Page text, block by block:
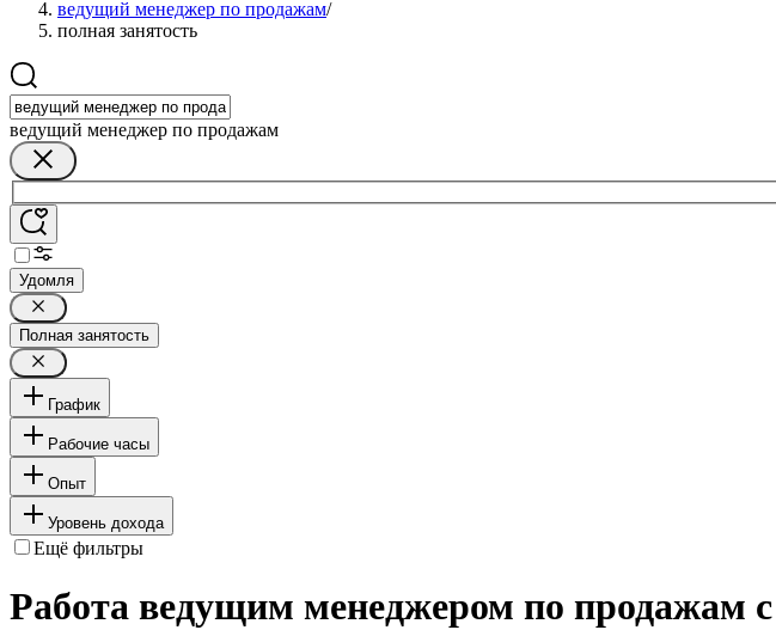
ведущий менеджер по продажам/
полная занятость
ведущий менеджер по продажам
Удомля
Полная занятость
График
Рабочие часы
Опыт
Уровень дохода
Ещё фильтры
Работа ведущим менеджером по продажам